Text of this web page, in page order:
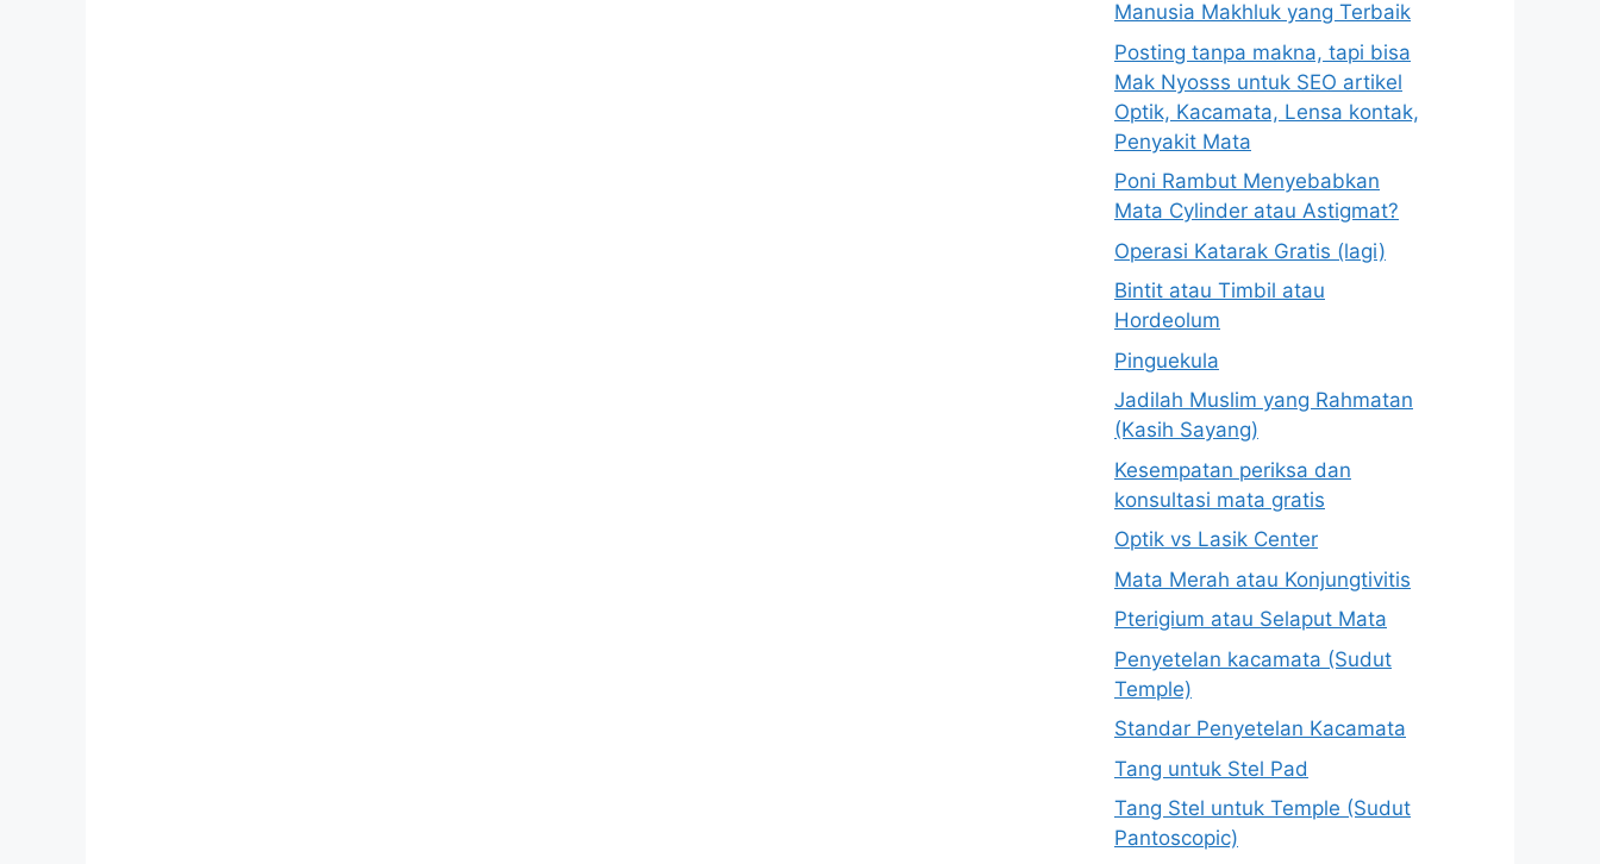
Manusia Makhluk yang Terbaik
Posting tanpa makna, tapi bisa
Mak Nyosss untuk SEO artikel
Optik, Kacamata, Lensa kontak,
Penyakit Mata
Poni Rambut Menyebabkan
Mata Cylinder atau Astigmat?
Operasi Katarak Gratis (lagi)
Bintit atau Timbil atau
Hordeolum
Pinguekula
Jadilah Muslim yang Rahmatan
(Kasih Sayang)
Kesempatan periksa dan
konsultasi mata gratis
Optik vs Lasik Center
Mata Merah atau Konjungtivitis
Pterigium atau Selaput Mata
Penyetelan kacamata (Sudut
Temple)
Standar Penyetelan Kacamata
Tang untuk Stel Pad
Tang Stel untuk Temple (Sudut
Pantoscopic)